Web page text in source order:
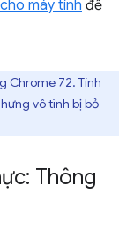
máy tính để
Chrome 72. Tính
vô tình bị bỏ
Thông